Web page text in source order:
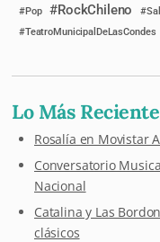
Pop
RockChileno
TeatroMunicipalDeLasCondes
Lo Más Reciente
Rosalía en Movistar
Conversatorio
Nacional
Catalina y Las
clásicos